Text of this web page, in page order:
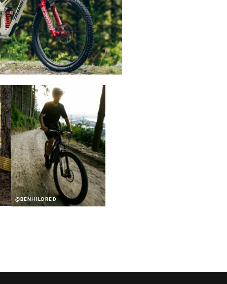
@BENHILDRED